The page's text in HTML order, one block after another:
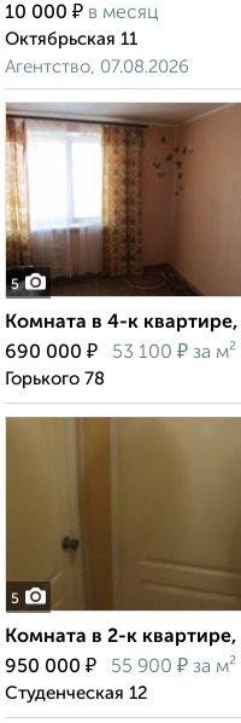
10 000 ₽ в месяц
Октябрьская 11
Агентство, 07.08.2026
5
Комната в 4-к
690 000 ₽ 53 100 ₽ за м²
Горького 78
5
Комната в 2-к
950 000 ₽ 55 900 ₽ за м²
Студенческая 12